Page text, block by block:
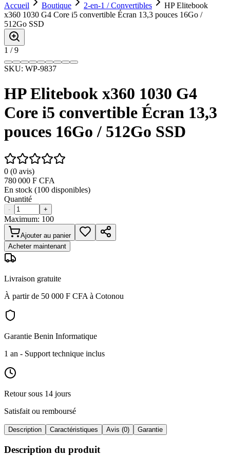
Accueil Boutique 2-en-1 / Convertibles
HP Elitebook
x360 1030 G4 Core i5 convertible Écran 13,3 pouces 16Go /
512Go SSD
1 /9
SKU: WP-9837
HP Elitebook x360 1030 G4
Core i5 convertible Écran 13,3
pouces 16Go / 512Go SSD
0 (0 avis)
780 000 F CFA
En stock (100 disponibles)
Quantité
- +
Maximum: 100
Ajouter au panier
Acheter maintenant
Livraison gratuite
À partir de 50 000 F CFA à Cotonou
Garantie Benin Informatique
1 an - Support technique inclus
Retour sous 14 jours
Satisfait ou remboursé
Description Caractéristiques Avis (0) Garantie
Description du produit